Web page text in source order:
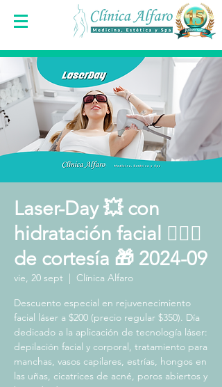
Laser-Day 💥 con
hidratación facial 🧖🏻‍♀️
de cortesía 🎁 2024-09
vie, 20 sept
  |
Clínica Alfaro
Descuento especial en rejuvenecimiento
facial láser a $200 (precio regular $350). Día
dedicado a la aplicación de tecnología láser:
depilación facial y corporal, tratamiento para
manchas, vasos capilares, estrías, hongos en
las uñas, cicatrices de acné, poros abiertos y